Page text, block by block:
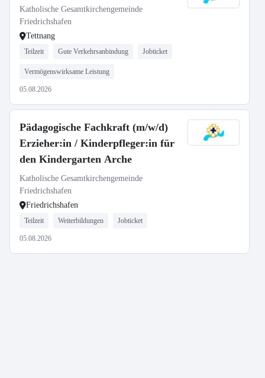
Katholische Gesamtkirchengemeinde
Friedrichshafen
Tettnang
Teilzeit Gute Verkehrsanbindung Jobticket
Vermögenswirksame Leistung
05.08.2026
Pädagogische Fachkraft (m/w/d)
Erzieher:in / Kinderpfleger:in für
den Kindergarten Arche
Katholische Gesamtkirchengemeinde
Friedrichshafen
Friedrichshafen
Teilzeit Weiterbildungen Jobticket
05.08.2026